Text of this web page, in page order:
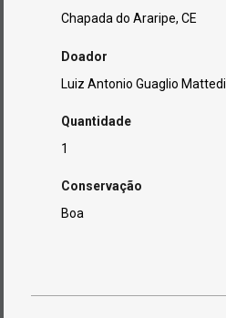
Chapada do Araripe, CE
Doador
Luiz Antonio Guaglio Mattedi
Quantidade
1
Conservação
Boa